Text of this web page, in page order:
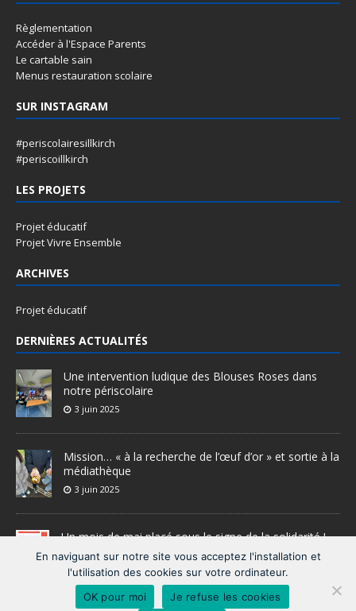
Règlementation
Accéder à l'Espace Parents
Le cartable sain
Menus restauration scolaire
SUR INSTAGRAM
#periscolairesillkirch
#periscoillkirch
LES PROJETS
Projet éducatif
Projet Vivre Ensemble
ARCHIVES
Projet éducatif
DERNIÈRES ACTUALITÉS
Une intervention ludique des Blouses Roses dans
notre périscolaire
3 juin 2025
Mission… « à la recherche de l’œuf d’or » et sortie à la
médiathèque
3 juin 2025
Un mois de mai placé sous le signe de la solidarité !
28 mai 2025
En naviguant sur notre site vous acceptez l'installation et
l'utilisation des cookies sur votre ordinateur.
OK pour moi
Je refuse les cookies